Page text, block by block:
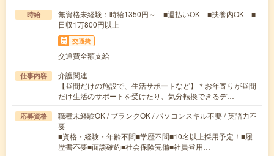
時給
無資格未経験：時給1350円～ ■週払いOK ■扶養内OK ■
日収1万800円以上
交通費
交通費全額支給
仕事内容
介護関連
【昼間だけの施設で、生活サポートなど】＊お年寄りが昼間
だけ生活のサポートを受けたり、気分転換できるデ…
応募資格
職種未経験OK / ブランクOK / パソコンスキル不要 / 英語力不
要
■資格・経験・年齢不問■学歴不問■10名以上採用予定！■履
歴書不要■面談確約■社会保険完備■社員登用…